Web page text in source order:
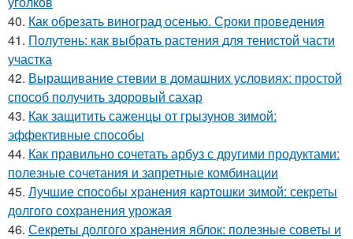
40. Как обрезать виноград осенью. Сроки проведения
41. Полутень: как выбрать растения для тенистой части
участка
42. Выращивание стевии в домашних условиях: простой
способ получить здоровый сахар
43. Как защитить саженцы от грызунов зимой:
эффективные способы
44. Как правильно сочетать арбуз с другими продуктами:
полезные сочетания и запретные комбинации
45. Лучшие способы хранения картошки зимой: секреты
долгого сохранения урожая
46. Секреты долгого хранения яблок: полезные советы и